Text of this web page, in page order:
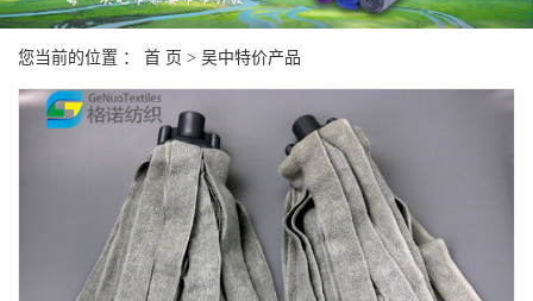
您当前的位置 ： 首 页 > 吴中特价产品